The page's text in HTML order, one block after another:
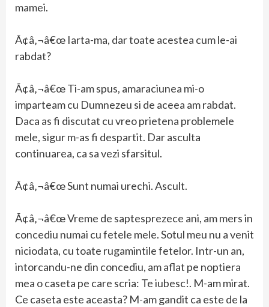
mamei.
Ã¢â‚¬â€œ Iarta-ma, dar toate acestea cum le-ai
rabdat?
Ã¢â‚¬â€œ Ti-am spus, amaraciunea mi-o
imparteam cu Dumnezeu si de aceea am rabdat.
Daca as fi discutat cu vreo prietena problemele
mele, sigur m-as fi despartit. Dar asculta
continuarea, ca sa vezi sfarsitul.
Ã¢â‚¬â€œ Sunt numai urechi. Ascult.
Ã¢â‚¬â€œ Vreme de saptesprezece ani, am mers in
concediu numai cu fetele mele. Sotul meu nu a venit
niciodata, cu toate rugamintile fetelor. Intr-un an,
intorcandu-ne din concediu, am aflat pe noptiera
mea o caseta pe care scria: Te iubesc!. M-am mirat.
Ce caseta este aceasta? M-am gandit ca este de la